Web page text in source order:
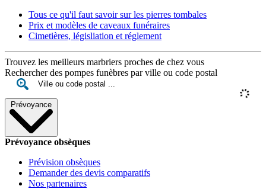
Tous ce qu'il faut savoir sur les pierres tombales
Prix et modèles de caveaux funéraires
Cimetières, législiation et réglement
Trouvez les meilleurs marbriers proches de chez vous
Rechercher des pompes funèbres par ville ou code postal
Prévoyance
Prévoyance obsèques
Prévision obsèques
Demander des devis comparatifs
Nos partenaires